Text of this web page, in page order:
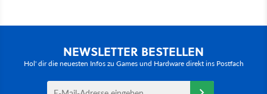
NEWSLETTER BESTELLEN
Hol' dir die neuesten Infos zu Games und Hardware direkt ins Postfach